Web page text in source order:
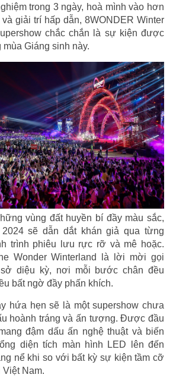
trong 3 ngày, hoà mình vào hơn
giải trí hấp dẫn, 8WONDER Winter
chắc chắn là sự kiện được
Giáng sinh này.
vùng đất huyền bí đầy màu sắc,
2024 sẽ dẫn dắt khán giả qua từng
trình phiêu lưu rực rỡ và mê hoặc.
Wonder Winterland là lời mời gọi
diệu kỳ, nơi mỗi bước chân đều
bất ngờ đầy phấn khích.
hứa hẹn sẽ là một supershow chưa
hoành tráng và ấn tượng. Được đầu
đậm dấu ấn nghệ thuật và biến
diện tích màn hình LED lên đến
nể khi so với bất kỳ sự kiện tầm cỡ
Nam.